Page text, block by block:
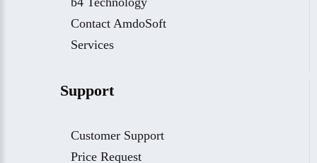
Contact AmdoSoft
Services
Support
Customer Support
Price Request